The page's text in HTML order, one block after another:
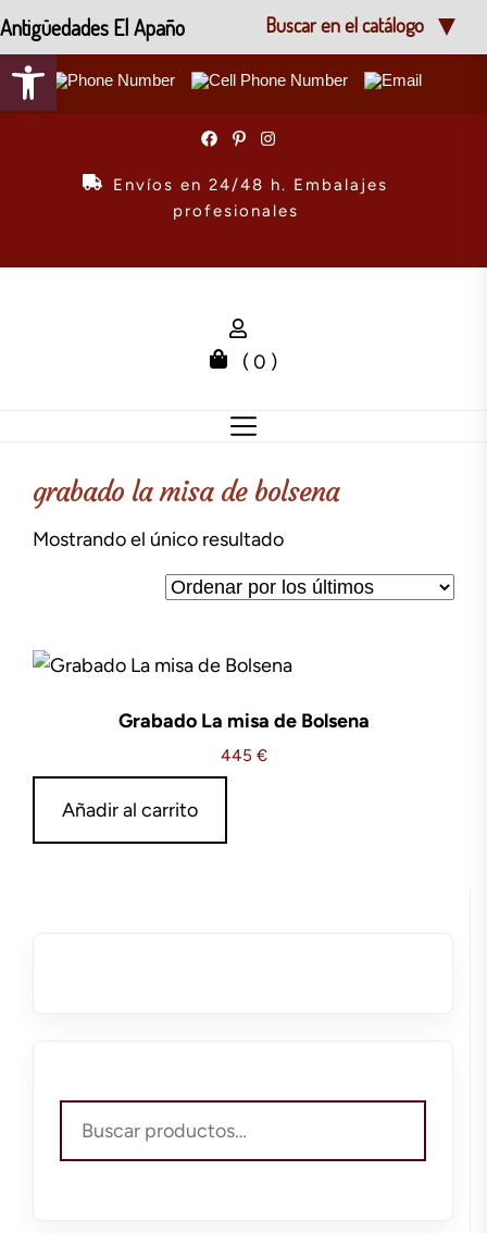
Abrir barra de herramientas
Envíos en 24/48 h. Embalajes
profesionales
( 0 )
grabado la misa de bolsena
Mostrando el único resultado
Grabado La misa de Bolsena
445 €
Añadir al carrito
por:
Antigüedades El Apaño Buscar en el catálogo